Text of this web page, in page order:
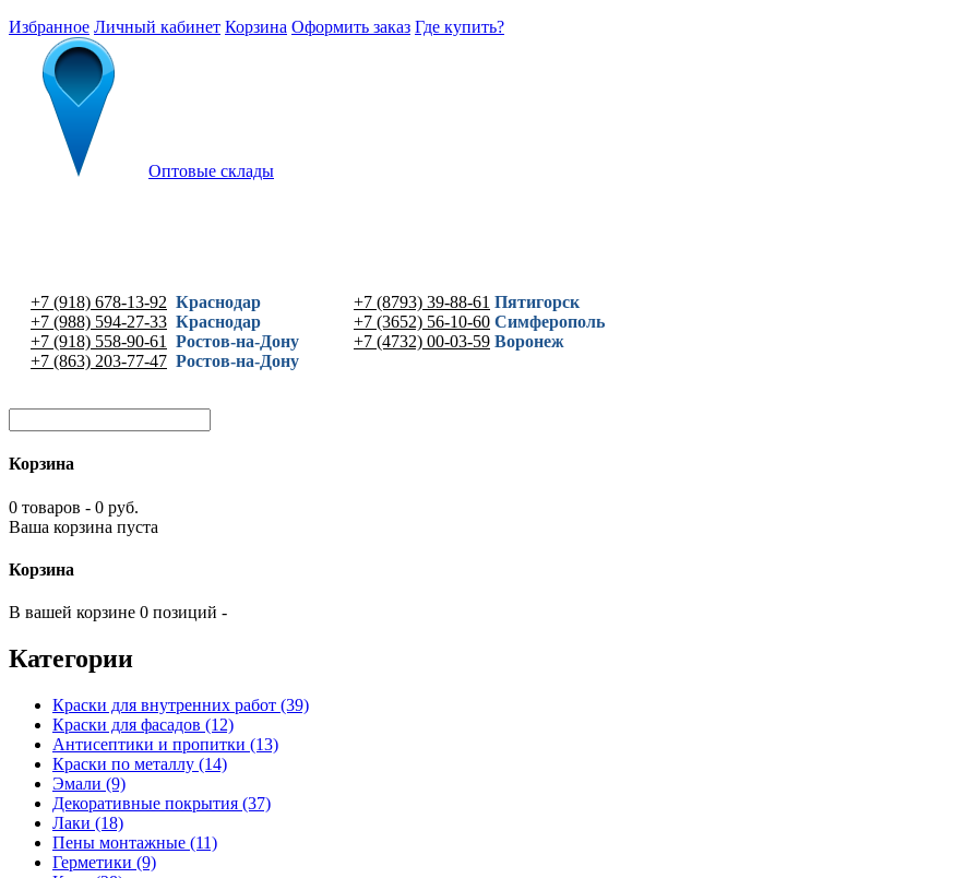
Избранное Личный кабинет Корзина Оформить заказ Где купить?
Оптовые склады
+7 (918) 678-13-92 Краснодар
+7 (988) 594-27-33 Краснодар
+7 (918) 558-90-61
Ростов-на-Дону
+7 (863) 203-77-47 Ростов-на-Дону
+7 (8793) 39-88-61 Пятигорск
+7 (3652) 56-10-60 Симферополь
+7 (4732) 00-03-59 Воронеж
Корзина
0 товаров - 0 руб.
Ваша корзина пуста
Корзина
В вашей корзине 0 позиций -
Категории
Краски для внутренних работ (39)
Краски для фасадов (12)
Антисептики и пропитки (13)
Краски по металлу (14)
Эмали (9)
Декоративные покрытия (37)
Лаки (18)
Пены монтажные (11)
Герметики (9)